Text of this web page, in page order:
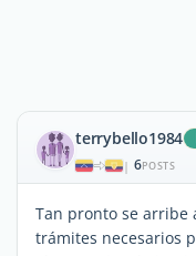
terrybello1984
| 6POSTS
Tan pronto se arribe
trámites necesarios